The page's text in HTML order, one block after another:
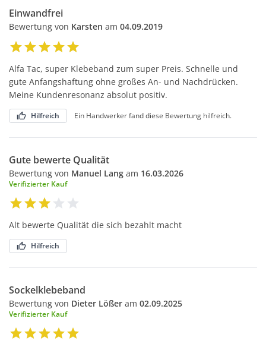
Einwandfrei
Bewertung von Karsten am 04.09.2019
Alfa Tac, super Klebeband zum super Preis. Schnelle und
gute Anfangshaftung ohne großes An- und Nachdrücken.
Meine Kundenresonanz absolut positiv.
Hilfreich Ein Handwerker fand diese Bewertung hilfreich.
Gute bewerte Qualität
Bewertung von Manuel Lang am 16.03.2026
Verifizierter Kauf
Alt bewerte Qualität die sich bezahlt macht
Hilfreich
Sockelklebeband
Bewertung von Dieter Lößer am 02.09.2025
Verifizierter Kauf